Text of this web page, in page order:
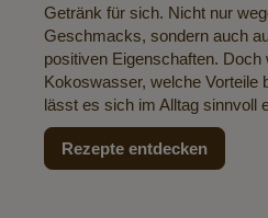
Getränk für sich. Nicht nur
Geschmacks, sondern auch
positiven Eigenschaften. Doch
Kokoswasser, welche Vorteile
lässt es sich im Alltag sinnvoll
Rezepte entdecken